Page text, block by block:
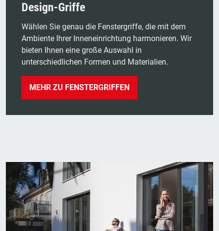
Design-Griffe
Wählen Sie genau die Fenstergriffe, die mit dem
Ambiente Ihrer Inneneinrichtung harmonieren. Wir
bieten Ihnen eine große Auswahl in
unterschiedlichen Formen und Materialien.
MEHR ZU FENSTERGRIFFEN